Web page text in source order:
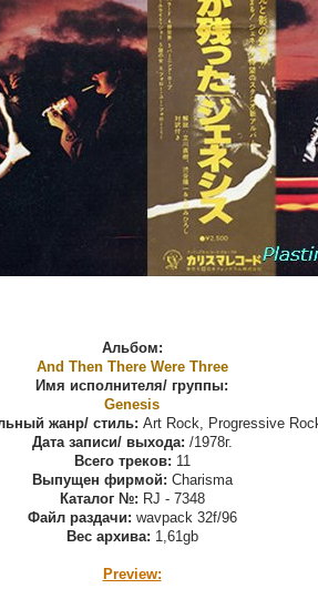
Альбом:
And Then There Were Three
Имя исполнителя/ группы:
Genesis
жанр/ стиль: Art Rock, Progressive
Дата записи/ выхода: /1978г.
Всего треков: 11
Выпущен фирмой: Charisma
Каталог №: RJ - 7348
Файл раздачи: wavpack 32f/96
Вес архива: 1,61gb
Preview: